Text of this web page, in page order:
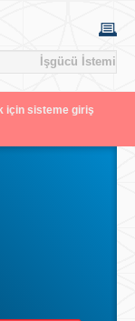
İşgücü İstemi
için sisteme giriş